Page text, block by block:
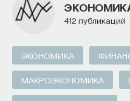
412 публикаций
ЭКОНОМИКА
МАКРОЭКОНОМИКА
НАД МАТЕРИАЛОМ
Михаил